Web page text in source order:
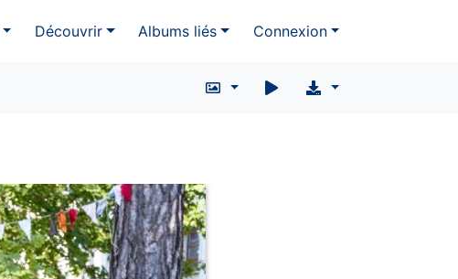
Découvrir Albums liés Connexion